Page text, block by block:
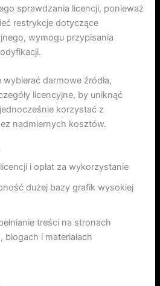
sprawdzania licencji, ponieważ
restrykcje dotyczące
wymogu przypisania
darmowe źródła,
licencyjne, by uniknąć
korzystać z
nadmiernych kosztów.
i opłat za wykorzystanie
dużej bazy grafik wysokiej
treści na stronach
i materiałach